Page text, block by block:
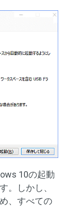
10の起動
。しかし、
、すべての